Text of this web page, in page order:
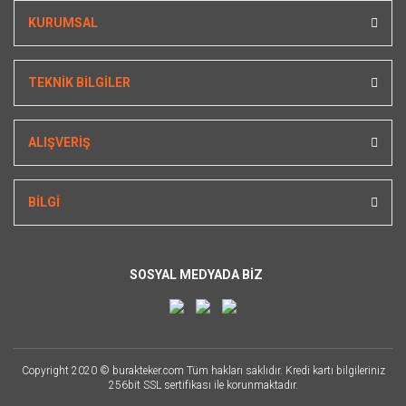
KURUMSAL
TEKNİK BİLGİLER
ALIŞVERİŞ
BİLGİ
SOSYAL MEDYADA BİZ
Copyright 2020 © burakteker.com Tüm hakları saklıdır. Kredi kartı bilgileriniz
256bit SSL sertifikası ile korunmaktadır.